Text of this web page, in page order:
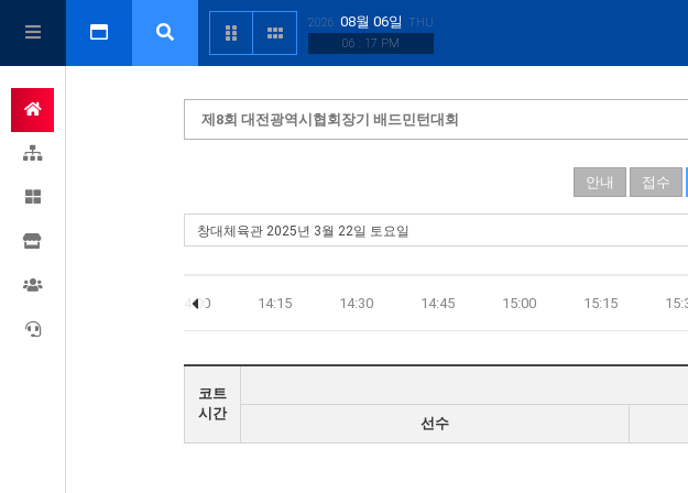
2026 08월 06일
THU
06 : 17 PM
제8회 대전광역시협회장기 배드민턴대회
안내 접수
14:00 14:15 14:30 14:45 15:00 15:15
코트
시간
선수